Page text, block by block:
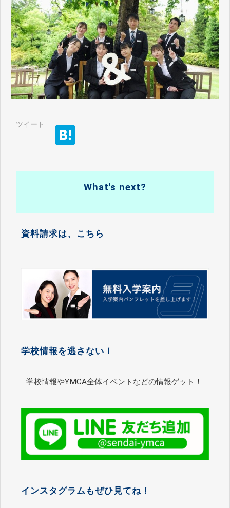
ツイート
What's next?
資料請求は、こちら
学校情報を逃さない！
学校情報やYMCA全体イベントなどの情報ゲット！
インスタグラムもぜひ見てね！